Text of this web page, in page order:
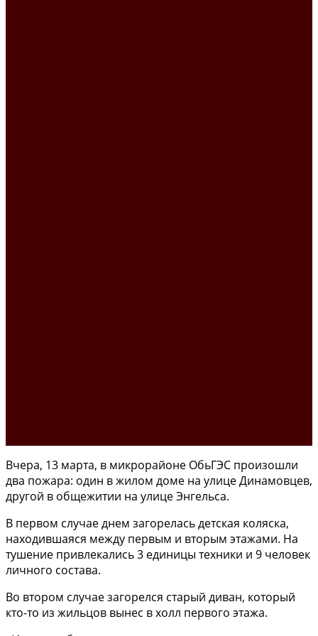
Вчера, 13 марта, в микрорайоне ОбьГЭС произошли
два пожара: один в жилом доме на улице Динамовцев,
другой в общежитии на улице Энгельса.
В первом случае днем загорелась детская коляска,
находившаяся между первым и вторым этажами. На
тушение привлекались 3 единицы техники и 9 человек
личного состава.
Во втором случае загорелся старый диван, который
кто-то из жильцов вынес в холл первого этажа.